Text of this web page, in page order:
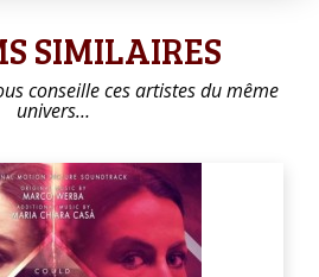
SIMILAIRES
conseille ces artistes du même
univers…